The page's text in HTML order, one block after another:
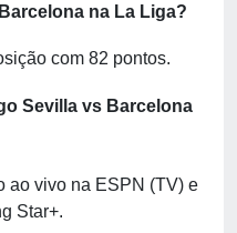
na La Liga?
com 82 pontos.
Sevilla vs Barcelona
ao vivo na ESPN (TV) e
Star+.